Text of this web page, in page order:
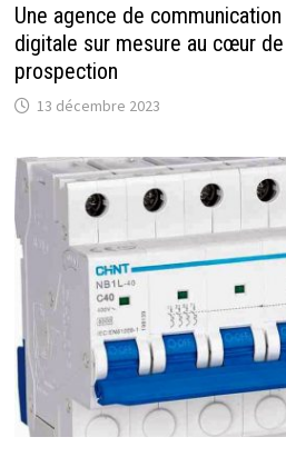
Une agence de
digitale sur mesure au cœur
prospection
13 décembre 2023